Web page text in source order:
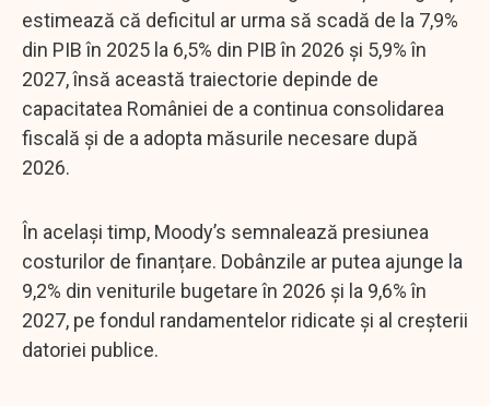
estimează că deficitul ar urma să scadă de la 7,9%
din PIB în 2025 la 6,5% din PIB în 2026 și 5,9% în
2027, însă această traiectorie depinde de
capacitatea României de a continua consolidarea
fiscală și de a adopta măsurile necesare după
2026.
În același timp, Moody’s semnalează presiunea
costurilor de finanțare. Dobânzile ar putea ajunge la
9,2% din veniturile bugetare în 2026 și la 9,6% în
2027, pe fondul randamentelor ridicate și al creșterii
datoriei publice.